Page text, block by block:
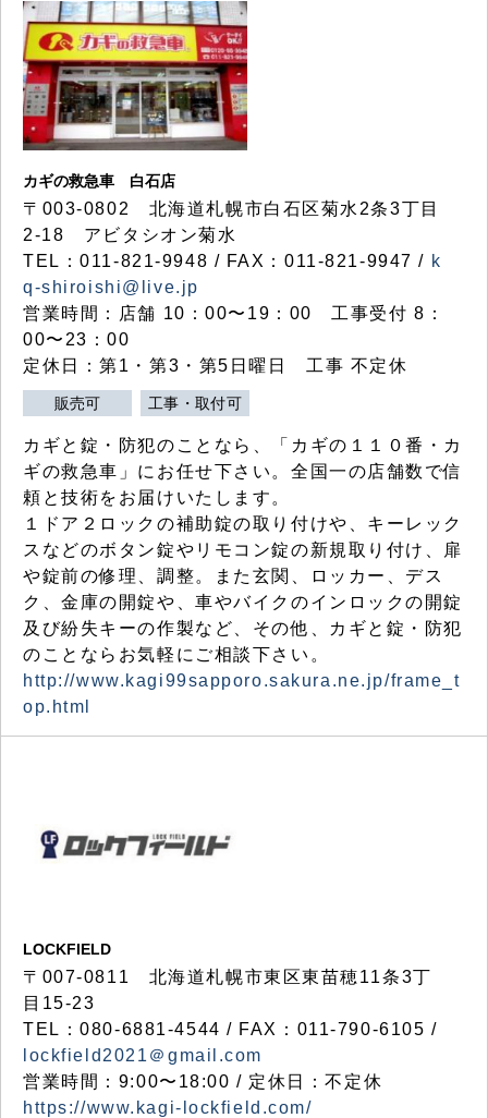
カギの救急車 白石店
〒003-0802 北海道札幌市白石区菊水2条3丁目
2-18 アビタシオン菊水
TEL：011-821-9948 / FAX：011-821-9947 / k
q-shiroishi@live.jp
営業時間：店舗 10：00〜19：00 工事受付 8：
00〜23：00
定休日：第1・第3・第5日曜日 工事 不定休
販売可 工事・取付可
カギと錠・防犯のことなら、「カギの１１０番・カ
ギの救急車」にお任せ下さい。全国一の店舗数で信
頼と技術をお届けいたします。
１ドア２ロックの補助錠の取り付けや、キーレック
スなどのボタン錠やリモコン錠の新規取り付け、扉
や錠前の修理、調整。また玄関、ロッカー、デス
ク、金庫の開錠や、車やバイクのインロックの開錠
及び紛失キーの作製など、その他、カギと錠・防犯
のことならお気軽にご相談下さい。
http://www.kagi99sapporo.sakura.ne.jp/frame_t
op.html
LOCKFIELD
〒007-0811 北海道札幌市東区東苗穂11条3丁
目15-23
TEL：080-6881-4544 / FAX：011-790-6105 /
lockfield2021＠gmail.com
営業時間：9:00〜18:00 / 定休日：不定休
https://www.kagi-lockfield.com/